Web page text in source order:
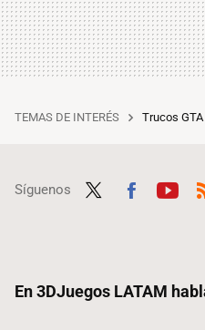
TEMAS DE INTERÉS Trucos
Síguenos
En 3DJuegos LATAM